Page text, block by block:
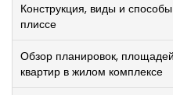
Конструкция, виды и
плиссе
Обзор планировок,
квартир в жилом комплексе